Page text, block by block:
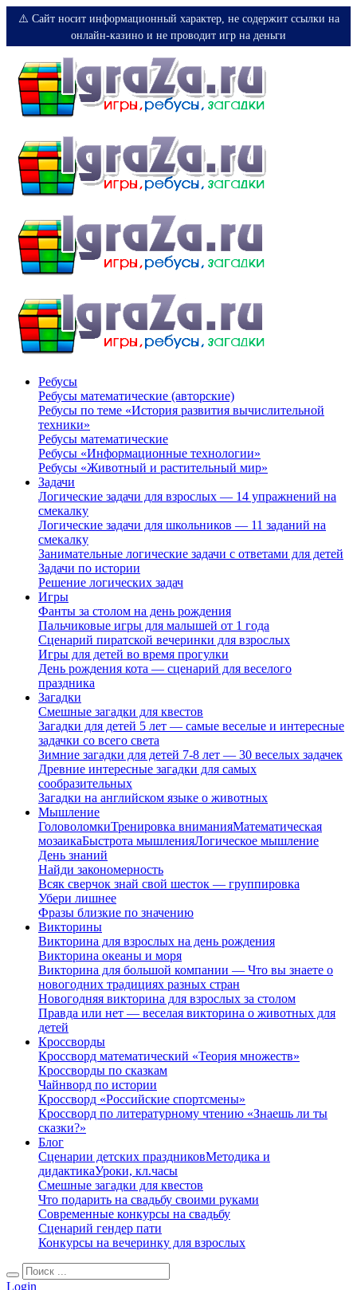
⚠️ Сайт носит информационный характер, не содержит ссылки на
онлайн-казино и не проводит игр на деньги
Ребусы
Ребусы математические (авторские)
Ребусы по теме «История развития вычислительной
техники»
Ребусы математические
Ребусы «Информационные технологии»
Ребусы «Животный и растительный мир»
Задачи
Логические задачи для взрослых — 14 упражнений на
смекалку
Логические задачи для школьников — 11 заданий на
смекалку
Занимательные логические задачи с ответами для детей
Задачи по истории
Решение логических задач
Игры
Фанты за столом на день рождения
Пальчиковые игры для малышей от 1 года
Сценарий пиратской вечеринки для взрослых
Игры для детей во время прогулки
День рождения кота — сценарий для веселого
праздника
Загадки
Смешные загадки для квестов
Загадки для детей 5 лет — самые веселые и интересные
задачки со всего света
Зимние загадки для детей 7-8 лет — 30 веселых задачек
Древние интересные загадки для самых
сообразительных
Загадки на английском языке о животных
Мышление
ГоловоломкиТренировка вниманияМатематическая
мозаикаБыстрота мышленияЛогическое мышление
День знаний
Найди закономерность
Всяк сверчок знай свой шесток — группировка
Убери лишнее
Фразы близкие по значению
Викторины
Викторина для взрослых на день рождения
Викторина океаны и моря
Викторина для большой компании — Что вы знаете о
новогодних традициях разных стран
Новогодняя викторина для взрослых за столом
Правда или нет — веселая викторина о животных для
детей
Кроссворды
Кроссворд математический «Теория множеств»
Кроссворды по сказкам
Чайнворд по истории
Кроссворд «Российские спортсмены»
Кроссворд по литературному чтению «Знаешь ли ты
сказки?»
Блог
Сценарии детских праздниковМетодика и
дидактикаУроки, кл.часы
Смешные загадки для квестов
Что подарить на свадьбу своими руками
Современные конкурсы на свадьбу
Сценарий гендер пати
Конкурсы на вечеринку для взрослых
Login